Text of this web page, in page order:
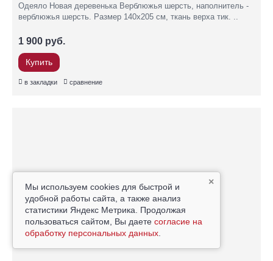
Одеяло Новая деревенька Верблюжья шерсть, наполнитель -
верблюжья шерсть. Размер 140х205 см, ткань верха тик. ..
1 900 руб.
Купить
в закладки сравнение
×
Мы используем cookies для быстрой и
удобной работы сайта, а также анализ
статистики Яндекс Метрика. Продолжая
пользоваться сайтом, Вы даете согласие на
обработку персональных данных